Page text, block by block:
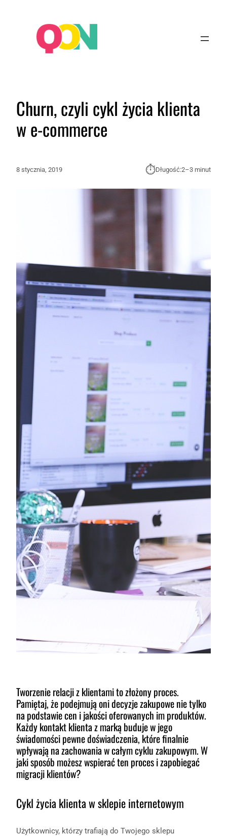
Churn, czyli cykl życia klienta
w e‑commerce
8 stycznia, 2019 ⏱︎Długość:2–3 minut
Tworzenie relacji z klientami to złożony proces.
Pamiętaj, że podejmują oni decyzje zakupowe nie tylko
na podstawie cen i jakości oferowanych im produktów.
Każdy kontakt klienta z marką buduje w jego
świadomości pewne doświadczenia, które finalnie
wpływają na zachowania w całym cyklu zakupowym. W
jaki sposób możesz wspierać ten proces i zapobiegać
migracji klientów?
Cykl życia klienta w sklepie internetowym
Użytkownicy, którzy trafiają do Twojego sklepu